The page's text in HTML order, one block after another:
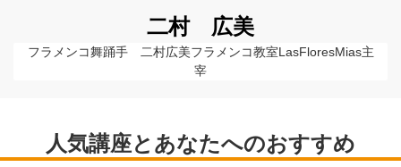
二村 広美
フラメンコ舞踊手　二村広美フラメンコ教室LasFloresMias主
宰